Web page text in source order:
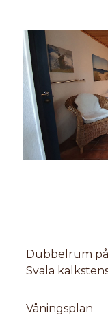
Dubbelrum
Svala
Våningsplan